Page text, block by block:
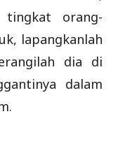
tingkat orang-
lapangkanlah
dia di
dalam